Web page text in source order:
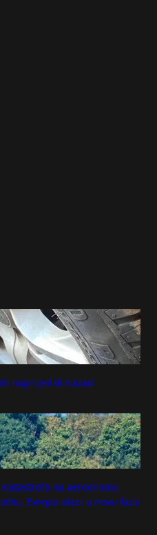
naprijed ili nazad
Katastrofa na aerodromu
Evropa ulazi u novu fazu